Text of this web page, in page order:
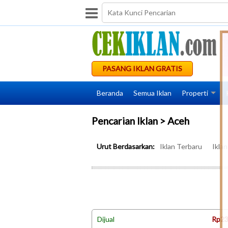
PASANG IKLAN GRATIS
Beranda Semua Iklan Properti
Pencarian Iklan > Aceh
Urut Berdasarkan: Iklan Terbaru Iklan
Dijual